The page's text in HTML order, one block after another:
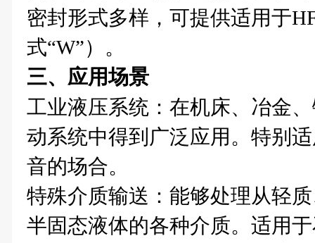
密封形式多样，可提供适用于
式“W”）。
三、应用场景
工业液压系统‌：在机床、冶金
动系统中得到广泛应用。特别
音的场合。
特殊介质输送‌：能够处理从轻
半固态液体的各种介质。适用